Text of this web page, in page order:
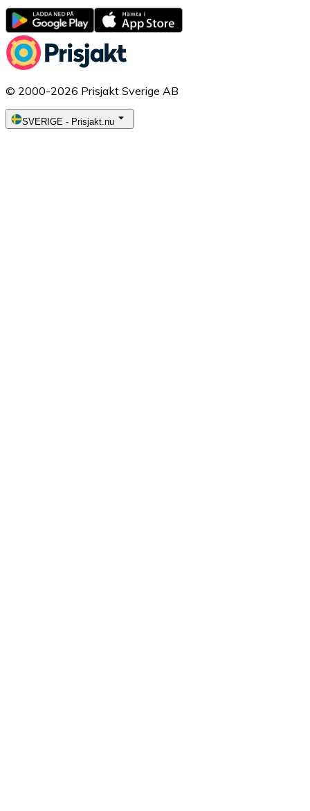
© 2000-2026 Prisjakt Sverige AB
SVERIGE - Prisjakt.nu